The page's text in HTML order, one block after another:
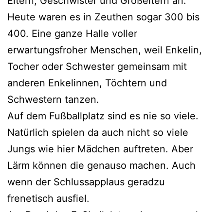
Heute waren es in Zeuthen sogar 300 bis
400. Eine ganze Halle voller
erwartungsfroher Menschen, weil Enkelin,
Tocher oder Schwester gemeinsam mit
anderen Enkelinnen, Töchtern und
Schwestern tanzen.
Auf dem Fußballplatz sind es nie so viele.
Natürlich spielen da auch nicht so viele
Jungs wie hier Mädchen auftreten. Aber
Lärm können die genauso machen. Auch
wenn der Schlussapplaus geradzu
frenetisch ausfiel.